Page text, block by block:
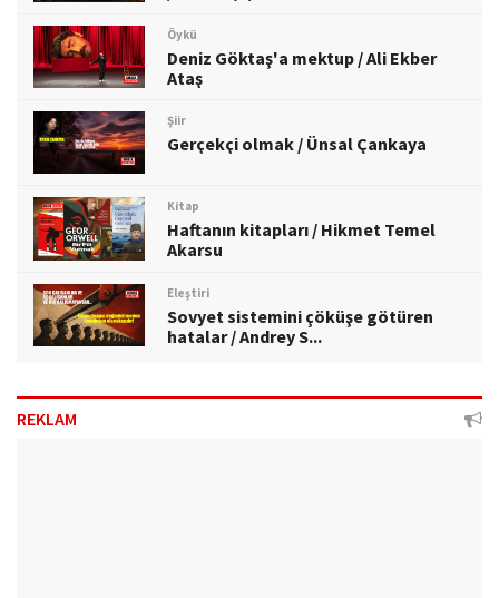
Öykü
Deniz Göktaş'a mektup / Ali Ekber
Ataş
Şiir
Gerçekçi olmak / Ünsal Çankaya
Kitap
Haftanın kitapları / Hikmet Temel
Akarsu
Eleştiri
Sovyet sistemini çöküşe götüren
hatalar / Andrey S...
REKLAM